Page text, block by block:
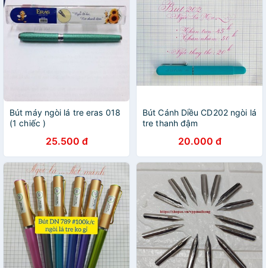
Bút máy ngòi lá tre eras 018
(1 chiếc )
25.500 đ
Bút Cánh Diều CD202 ngòi lá
tre thanh đậm
20.000 đ